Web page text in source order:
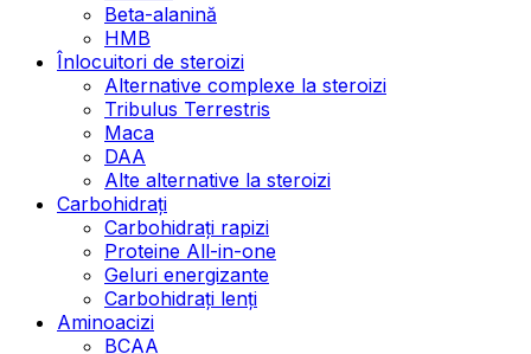
Beta-alanină
HMB
Înlocuitori de steroizi
Alternative complexe la steroizi
Tribulus Terrestris
Maca
DAA
Alte alternative la steroizi
Carbohidrați
Carbohidrați rapizi
Proteine All-in-one
Geluri energizante
Carbohidrați lenți
Aminoacizi
BCAA